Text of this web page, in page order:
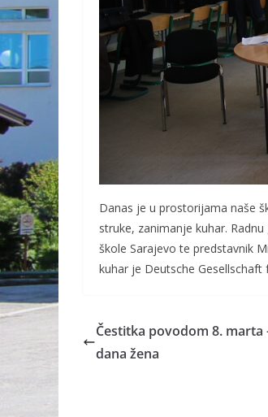
Danas je u prostorijama naše
struke, zanimanje kuhar.
škole Sarajevo te predstavnik
kuhar je Deutsche
Čestitka povodom 8.
dana žena